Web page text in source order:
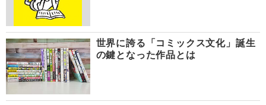
世界に誇る「コミックス文化」誕生
の鍵となった作品とは